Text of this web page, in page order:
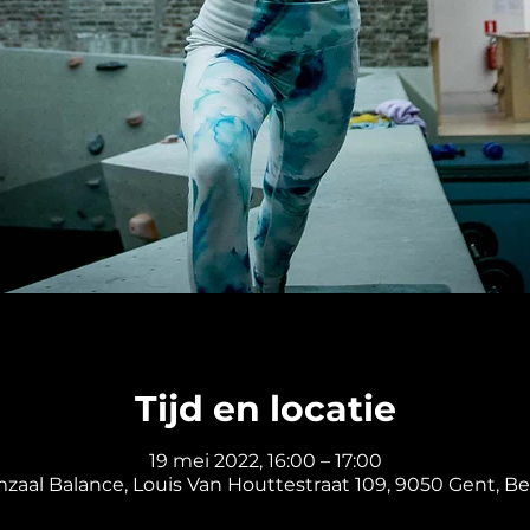
Tijd en locatie
19 mei 2022, 16:00 – 17:00
Balance, Louis Van Houttestraat 109, 9050 Gent,